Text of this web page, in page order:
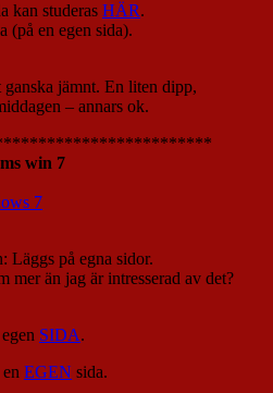
kan studeras HÄR.
(på en egen sida).
ganska jämnt. En liten dipp,
– annars ok.
win 7
7
Läggs på egna sidor.
mer än jag är intresserad av det?
SIDA.
EGEN sida.